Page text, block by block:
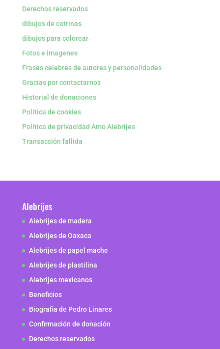
Derechos reservados
dibujos de catrinas
dibujos para colorear
Fotos e imagenes
Frases celebres de autores y personalidades
Gracias por contactarnos
Historial de donaciones
Politica de cookies
Política de privacidad Amo Alebrijes
Transacción fallida
Alebrijes
Alebrijes de madera
Alebrijes de Oaxaca
Alebrijes de papel mache
Alebrijes de plastilina
Alebrijes mexicanos
Beneficios
Biografia de Pedro Linares
Confirmación de donación
Derechos reservados